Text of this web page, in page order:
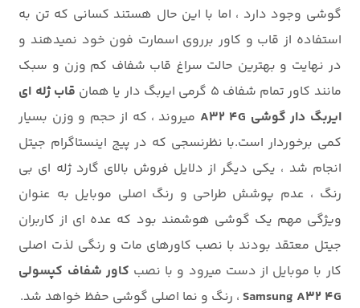
گوشی وجود دارد ، اما با این حال هستند کسانی که تن به
استفاده از قاب و کاور برروی اسمارت فون خود نمیدهند و
در نهایت و بهترین حالت سراغ قاب شفاف کم وزن و سبک
مانند کاور تمام شفاف 5 گرمی ایربگ دار یا همان
قاب ژله ای
ایربگ دار گوشی A32 4G
میروند ، که از حجم و وزن بسیار
کمی برخوردار است.با نظرنسجی که در پیج اینستاگرام جیتل
انجام شد ، یکی دیگر از دلایل فروش بالای گارد ژله ای بی
رنگ ، عدم پوشش طراحی و رنگ اصلی موبایل به عنوان
ویژگی مهم یک گوشی هوشمند بود که عده ای از کاربران
جیتل معتقد بودند با نصب کاورهای مات و رنگی لذت اصلی
کار با موبایل از دست میرود و با نصب کاور شفاف کپسولی
Samsung A32 4G ، رنگ و نما اصلی گوشی حفظ خواهد شد.